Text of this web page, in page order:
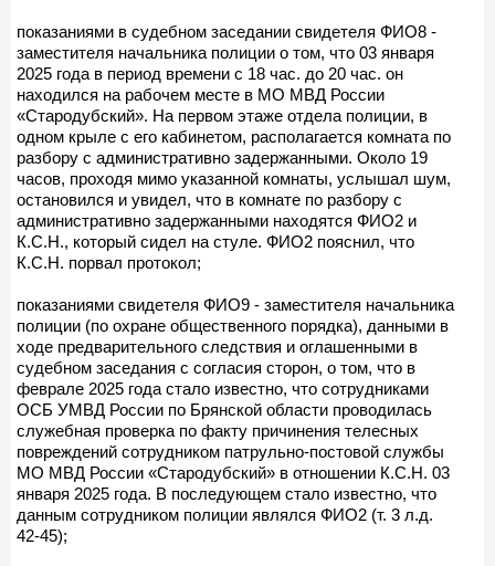
показаниями в судебном заседании свидетеля ФИО8 -
заместителя начальника полиции о том, что 03 января
2025 года в период времени с 18 час. до 20 час. он
находился на рабочем месте в МО МВД России
«Стародубский». На первом этаже отдела полиции, в
одном крыле с его кабинетом, располагается комната по
разбору с административно задержанными. Около 19
часов, проходя мимо указанной комнаты, услышал шум,
остановился и увидел, что в комнате по разбору с
административно задержанными находятся ФИО2 и
К.С.Н., который сидел на стуле. ФИО2 пояснил, что
К.С.Н. порвал протокол;
показаниями свидетеля ФИО9 - заместителя начальника
полиции (по охране общественного порядка), данными в
ходе предварительного следствия и оглашенными в
судебном заседания с согласия сторон, о том, что в
феврале 2025 года стало известно, что сотрудниками
ОСБ УМВД России по Брянской области проводилась
служебная проверка по факту причинения телесных
повреждений сотрудником патрульно-постовой службы
МО МВД России «Стародубский» в отношении К.С.Н. 03
января 2025 года. В последующем стало известно, что
данным сотрудником полиции являлся ФИО2 (т. 3 л.д.
42-45);